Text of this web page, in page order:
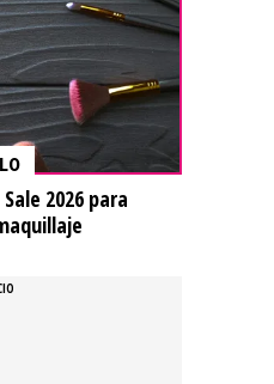
2026 para